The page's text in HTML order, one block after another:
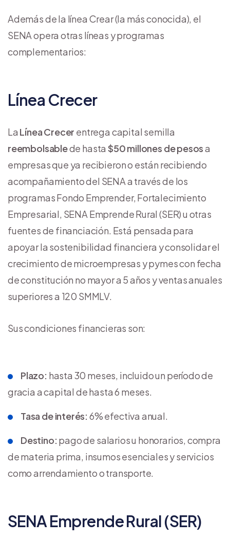
Además de la línea Crear (la más conocida), el
SENA opera otras líneas y programas
complementarios:
Línea Crecer
La Línea Crecer entrega capital semilla
reembolsablede hasta$50 millones de pesosa
empresas que ya recibieron o están recibiendo
acompañamiento del SENA a través de los
programas Fondo Emprender, Fortalecimiento
Empresarial, SENA Emprende Rural (SER) u otras
fuentes de financiación. Está pensada para
apoyar la sostenibilidad financiera y consolidar el
crecimiento de microempresas y pymes con fecha
de constitución no mayor a 5 años y ventas anuales
superiores a 120 SMMLV.
Sus condiciones financieras son:
Plazo: hasta 30 meses, incluido un período de
gracia a capital de hasta 6 meses.
Tasa de interés: 6% efectiva anual.
Destino: pago de salarios u honorarios, compra
de materia prima, insumos esenciales y servicios
como arrendamiento o transporte.
SENA Emprende Rural (SER)